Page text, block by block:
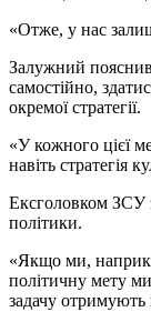
«Отже, у нас
Залужний
самостійно,
окремої стратегії.
«У кожного цієї
навіть стратегія
Ексголовком ЗСУ
політики.
«Якщо ми,
політичну мету
задачу